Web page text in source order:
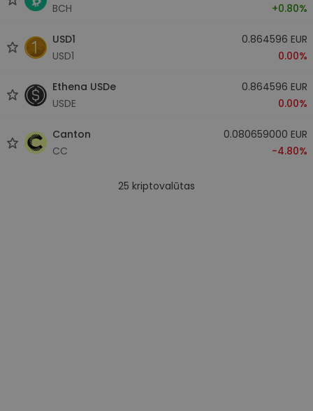
BCH
+0.80%
USD1
USD1
0.864596 EUR
0.00%
Ethena USDe
USDE
0.864596 EUR
0.00%
Canton
CC
0.080659000 EUR
-4.80%
25 kriptovalūtas